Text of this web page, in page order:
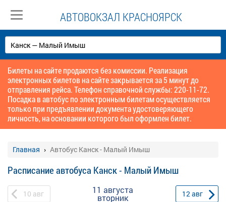
АВТОВОКЗАЛ КРАСНОЯРСК
Билеты на сайте продаются без комиссии. Реализация
электронных билетов на сайте закрывается за 5 минут до
отправления рейса. Телефон справочной службы: 220-11-72.
Посадка в автобус по электронным билетам осуществляется
только при предъявлении документа удостоверяющего
личность, на основании которого был оформлен билет.
Главная Автобус Канск - Малый Имыш
Расписание автобуса Канск - Малый Имыш
10 авг 11 августа
вторник 12авг